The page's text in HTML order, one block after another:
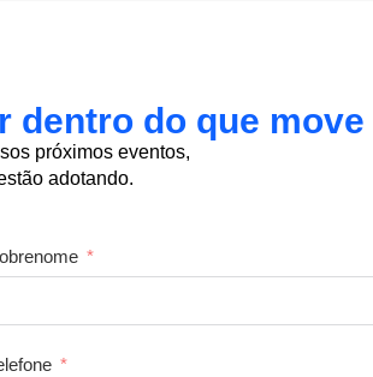
dentro do que
próximos eventos,
adotando.